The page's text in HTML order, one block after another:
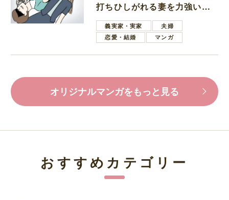
打ちひしがれる妻を力強い言
葉で励ます夫
義実家・実家
夫婦
恋愛・結婚
マンガ
オリジナルマンガをもっと見る
おすすめカテゴリー